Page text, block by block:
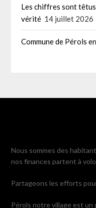
Les chiffres sont
vérité 14 juillet 2026
Commune de Pérols
Nous sommes des
nos finances partent à
Partageons les efforts
Pérols notre village est un